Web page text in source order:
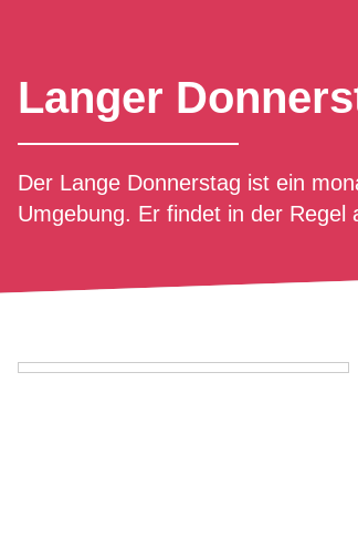
Langer
Der Lange Donnerstag ist ein
Umgebung. Er findet in der